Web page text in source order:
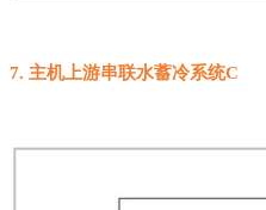
7. 主机上游串联水蓄冷系统C